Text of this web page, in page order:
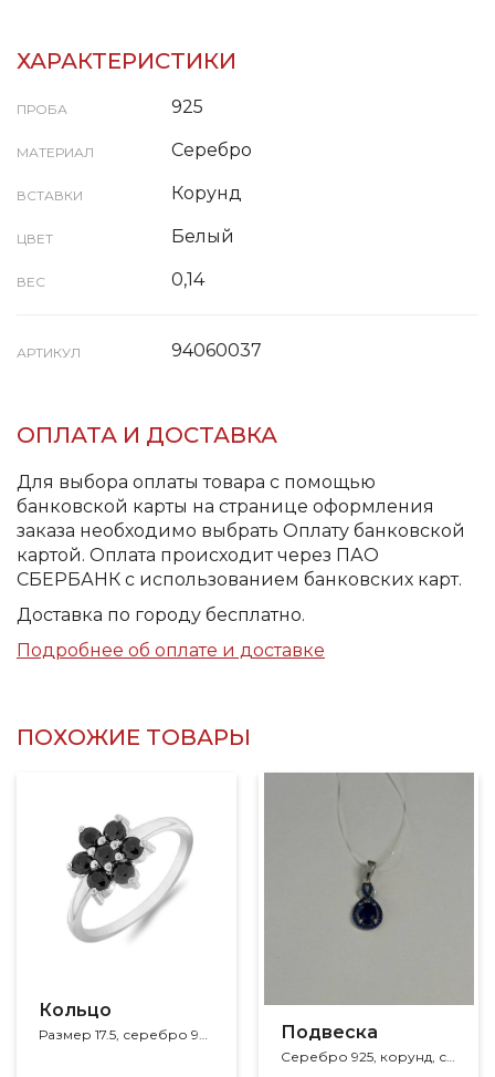
ХАРАКТЕРИСТИКИ
ПРОБА 925
МАТЕРИАЛ Серебро
ВСТАВКИ Корунд
ЦВЕТ Белый
ВЕС 0,14
АРТИКУЛ 94060037
ОПЛАТА И ДОСТАВКА
Для выбора оплаты товара с помощью
банковской карты на странице оформления
заказа необходимо выбрать Оплату банковской
картой. Оплата происходит через ПАО
СБЕРБАНК с использованием банковских карт.
Доставка по городу бесплатно.
Подробнее об оплате и доставке
ПОХОЖИЕ ТОВАРЫ
Кольцо
Размер 17.5, серебро 925, корунд, сапфир Подвеска
Серебро 925, корунд, сапфир